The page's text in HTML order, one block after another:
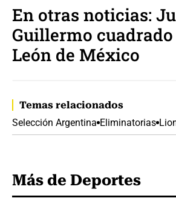
En otras noticias:
Guillermo
León de México
Temas relacionados
Selección Argentina Eliminatorias
Más de Deportes